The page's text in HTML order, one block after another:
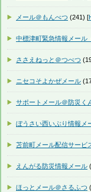
メール＠もんべつ (241) [
中標津町緊急情報メール
ささえねっと＠つべつ
ニセコそよかぜメール
サポートメール＠防災く
ぼうさい西いぶり情報メ
苫前町メール配信サービ
えんがる防災情報メール
ほっとメール＠さるふつ